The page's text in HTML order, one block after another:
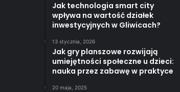
Jak technologia smart city
wpływa na wartość działek
inwestycyjnych w Gliwicach?
13 stycznia, 2026
Jak gry planszowe rozwijają
umiejętności społeczne u dzieci:
nauka przez zabawę w praktyce
20 maja, 2025